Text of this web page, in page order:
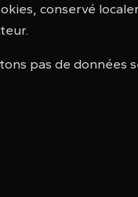
conservé
pas de données